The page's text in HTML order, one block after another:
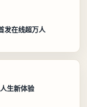
发在线超万人
生新体验